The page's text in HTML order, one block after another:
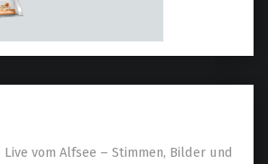
Live vom Alfsee – Stimmen, Bilder und